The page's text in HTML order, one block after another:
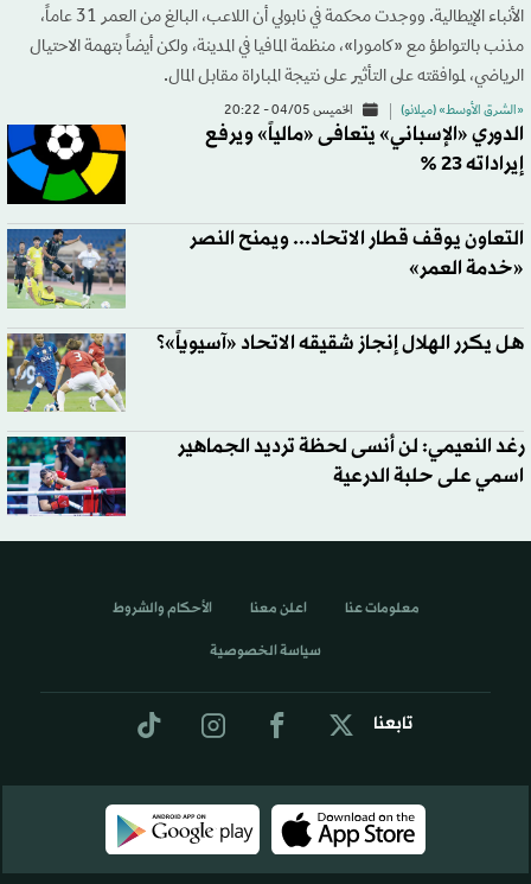
الأنباء الإيطالية. ووجدت محكمة في نابولي أن اللاعب، البالغ من العمر 31 عاماً،
مذنب بالتواطؤ مع «كامورا»، منظمة المافيا في المدينة، ولكن أيضاً بتهمة الاحتيال
الرياضي، لموافقته على التأثير على نتيجة المباراة مقابل المال.
«الشرق الأوسط» (ميلانو) الخميس 04/05 - 20:22
الدوري «الإسباني» يتعافى «مالياً» ويرفع
إيراداته 23 %
التعاون يوقف قطار الاتحاد... ويمنح النصر
«خدمة العمر»
هل يكرر الهلال إنجاز شقيقه الاتحاد «آسيوياً»؟
رغد النعيمي: لن أنسى لحظة ترديد الجماهير
اسمي على حلبة الدرعية
تابعنا
معلومات عنا اعلن معنا الأحكام والشروط
سياسة الخصوصية